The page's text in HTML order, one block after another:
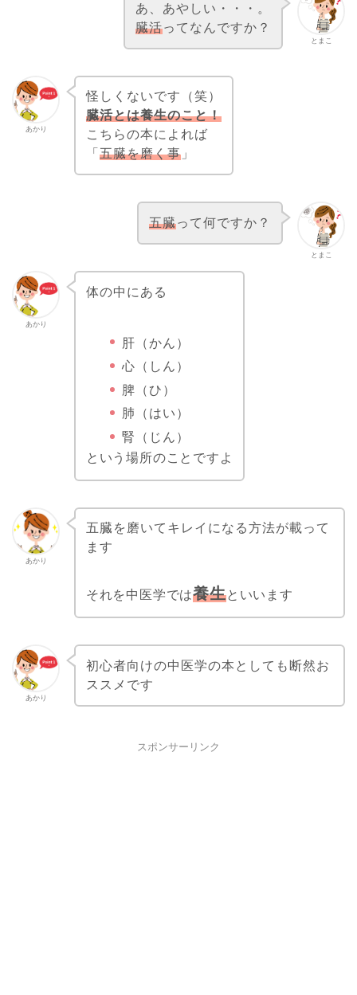
とまこ
あ、あやしい・・・。
臓活ってなんですか？
あかり
怪しくないです（笑）
臓活とは養生のこと！
こちらの本によれば
「 五臓を磨く事」
とまこ
五臓って何ですか？
あかり
体の中にある
肝（かん）
心（しん）
脾（ひ）
肺（はい）
腎（じん）
という場所のことですよ
あかり
五臓を磨いてキレイになる方法が載って
ます
それを中医学では養生といいます
あかり
初心者向けの中医学の本としても断然お
ススメです
スポンサーリンク